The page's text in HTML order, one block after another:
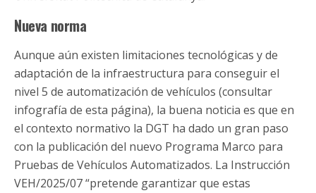
Nueva norma
Aunque aún existen limitaciones tecnológicas y de
adaptación de la infraestructura para conseguir el
nivel 5 de automatización de vehículos (consultar
infografía de esta página), la buena noticia es que en
el contexto normativo la DGT ha dado un gran paso
con la publicación del nuevo Programa Marco para
Pruebas de Vehículos Automatizados. La Instrucción
VEH/2025/07 “pretende garantizar que estas